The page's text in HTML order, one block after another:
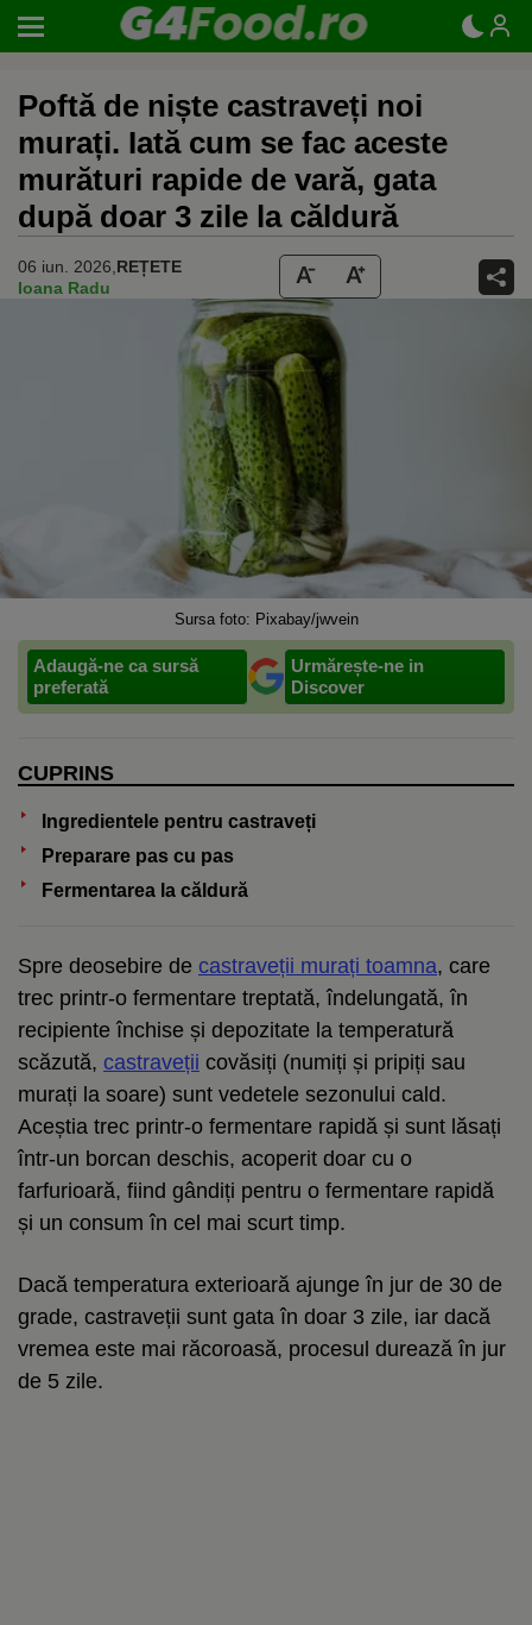
Poftă de niște castraveți noi
murați. Iată cum se fac aceste
murături rapide de vară, gata
după doar 3 zile la căldură
06 iun. 2026, REȚETE
Ioana Radu
Sursa foto: Pixabay/jwvein
Adaugă-ne ca sursă
preferată
Urmărește-ne in
Discover
CUPRINS
Ingredientele pentru castraveți
Preparare pas cu pas
Fermentarea la căldură
Spre deosebire de castraveții murați toamna, care
trec printr-o fermentare treptată, îndelungată, în
recipiente închise și depozitate la temperatură
scăzută, castraveții covăsiți (numiți și pripiți sau
murați la soare) sunt vedetele sezonului cald.
Aceștia trec printr-o fermentare rapidă și sunt lăsați
într-un borcan deschis, acoperit doar cu o
farfurioară, fiind gândiți pentru o fermentare rapidă
și un consum în cel mai scurt timp.
Dacă temperatura exterioară ajunge în jur de 30 de
grade, castraveții sunt gata în doar 3 zile, iar dacă
vremea este mai răcoroasă, procesul durează în jur
de 5 zile.